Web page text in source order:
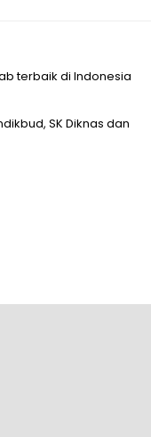
terbaik di Indonesia
SK Diknas dan